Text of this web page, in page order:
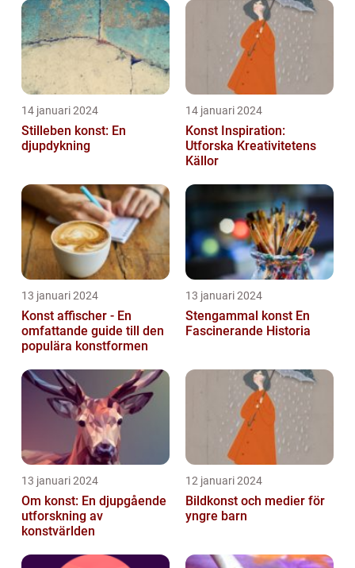
14 januari 2024
Stilleben konst: En
djupdykning
14 januari 2024
Konst Inspiration:
Utforska Kreativitetens
Källor
13 januari 2024
Konst affischer - En
omfattande guide till den
populära konstformen
13 januari 2024
Stengammal konst En
Fascinerande Historia
13 januari 2024
Om konst: En djupgående
utforskning av
konstvärlden
12 januari 2024
Bildkonst och medier för
yngre barn